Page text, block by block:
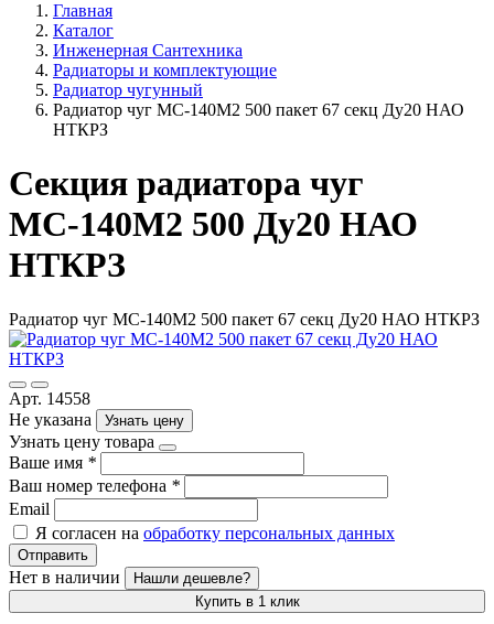
Главная
Каталог
Инженерная Сантехника
Радиаторы и комплектующие
Радиатор чугунный
Радиатор чуг МС-140М2 500 пакет 67 секц Ду20 НАО
НТКРЗ
Секция радиатора чуг
МС-140М2 500 Ду20 НАО
НТКРЗ
Радиатор чуг МС-140М2 500 пакет 67 секц Ду20 НАО НТКРЗ
Арт. 14558
Не указана
Узнать цену
Узнать цену товара
Ваше имя *
Ваш номер телефона *
Email
Я согласен на обработку персональных данных
Отправить
Нет в наличии
Нашли дешевле?
Купить в 1 клик